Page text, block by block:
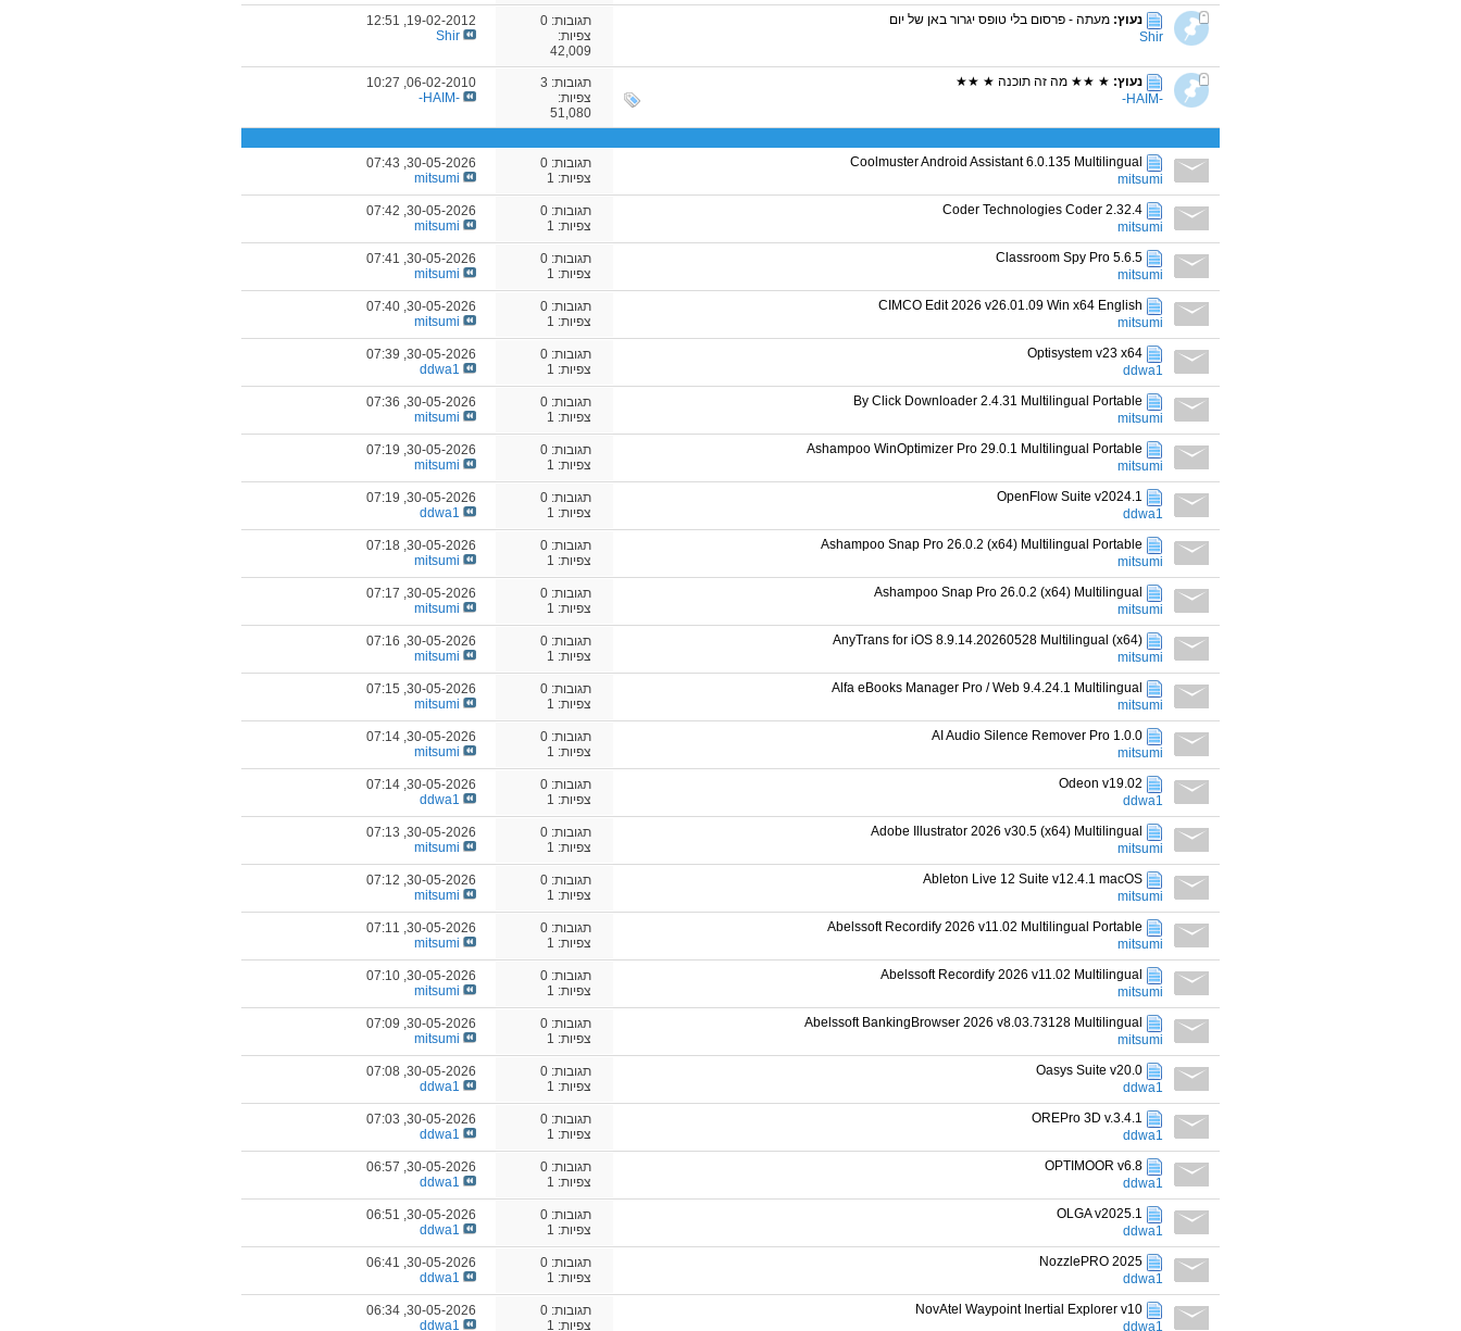
נעוץ: מעתה - פרסום בלי טופס יגרור באן של יום
Shir
תגובות: 0
צפיות:
42,009
19-02-2012,
12:51
Shir
נעוץ: ★ ★★ מה זה תוכנה ★ ★★
-HAIM-
תגובות: 3
צפיות:
51,080
06-02-2010,
10:27
-HAIM-
Coolmuster Android Assistant 6.0.135 Multilingual
mitsumi
תגובות: 0
צפיות: 1
30-05-2026,
07:43
mitsumi
Coder Technologies Coder 2.32.4
mitsumi
תגובות: 0
צפיות: 1
30-05-2026,
07:42
mitsumi
Classroom Spy Pro 5.6.5
mitsumi
תגובות: 0
צפיות: 1
30-05-2026,
07:41
mitsumi
CIMCO Edit 2026 v26.01.09 Win x64 English
mitsumi
תגובות: 0
צפיות: 1
30-05-2026,
07:40
mitsumi
Optisystem v23 x64
ddwa1
תגובות: 0
צפיות: 1
30-05-2026,
07:39
ddwa1
By Click Downloader 2.4.31 Multilingual Portable
mitsumi
תגובות: 0
צפיות: 1
30-05-2026,
07:36
mitsumi
Ashampoo WinOptimizer Pro 29.0.1 Multilingual Portable
mitsumi
תגובות: 0
צפיות: 1
30-05-2026,
07:19
mitsumi
OpenFlow Suite v2024.1
ddwa1
תגובות: 0
צפיות: 1
30-05-2026,
07:19
ddwa1
Ashampoo Snap Pro 26.0.2 (x64) Multilingual Portable
mitsumi
תגובות: 0
צפיות: 1
30-05-2026,
07:18
mitsumi
Ashampoo Snap Pro 26.0.2 (x64) Multilingual
mitsumi
תגובות: 0
צפיות: 1
30-05-2026,
07:17
mitsumi
AnyTrans for iOS 8.9.14.20260528 Multilingual (x64)
mitsumi
תגובות: 0
צפיות: 1
30-05-2026,
07:16
mitsumi
Alfa eBooks Manager Pro / Web 9.4.24.1 Multilingual
mitsumi
תגובות: 0
צפיות: 1
30-05-2026,
07:15
mitsumi
AI Audio Silence Remover Pro 1.0.0
mitsumi
תגובות: 0
צפיות: 1
30-05-2026,
07:14
mitsumi
Odeon v19.02
ddwa1
תגובות: 0
צפיות: 1
30-05-2026,
07:14
ddwa1
Adobe Illustrator 2026 v30.5 (x64) Multilingual
mitsumi
תגובות: 0
צפיות: 1
30-05-2026,
07:13
mitsumi
Ableton Live 12 Suite v12.4.1 macOS
mitsumi
תגובות: 0
צפיות: 1
30-05-2026,
07:12
mitsumi
Abelssoft Recordify 2026 v11.02 Multilingual Portable
mitsumi
תגובות: 0
צפיות: 1
30-05-2026,
07:11
mitsumi
Abelssoft Recordify 2026 v11.02 Multilingual
mitsumi
תגובות: 0
צפיות: 1
30-05-2026,
07:10
mitsumi
Abelssoft BankingBrowser 2026 v8.03.73128 Multilingual
mitsumi
תגובות: 0
צפיות: 1
30-05-2026,
07:09
mitsumi
Oasys Suite v20.0
ddwa1
תגובות: 0
צפיות: 1
30-05-2026,
07:08
ddwa1
OREPro 3D v.3.4.1
ddwa1
תגובות: 0
צפיות: 1
30-05-2026,
07:03
ddwa1
OPTIMOOR v6.8
ddwa1
תגובות: 0
צפיות: 1
30-05-2026,
06:57
ddwa1
OLGA v2025.1
ddwa1
תגובות: 0
צפיות: 1
30-05-2026,
06:51
ddwa1
NozzlePRO 2025
ddwa1
תגובות: 0
צפיות: 1
30-05-2026,
06:41
ddwa1
NovAtel Waypoint Inertial Explorer v10
ddwa1
תגובות: 0
צפיות: 1
30-05-2026,
06:34
ddwa1